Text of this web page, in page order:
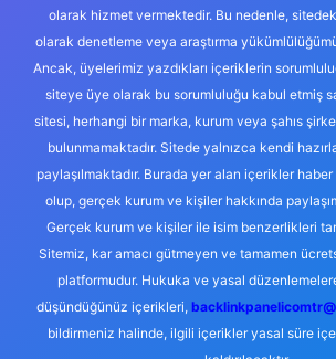
olarak hizmet vermektedir. Bu nedenle,
olarak denetleme veya araştırma
Ancak, üyelerimiz yazdıkları içeriklerin
siteye üye olarak bu sorumluluğu kabul etmiş
sitesi, herhangi bir marka, kurum veya şahıs
bulunmamaktadır. Sitede yalnızca kendi
paylaşılmaktadır. Burada yer alan içerikler
olup, gerçek kurum ve kişiler hakkında
Gerçek kurum ve kişiler ile isim benzerlikleri
Sitemiz, kar amacı gütmeyen ve tamamen
platformudur. Hukuka ve yasal
düşündüğünüz içerikleri,
bildirmeniz halinde, ilgili içerikler yasal süre